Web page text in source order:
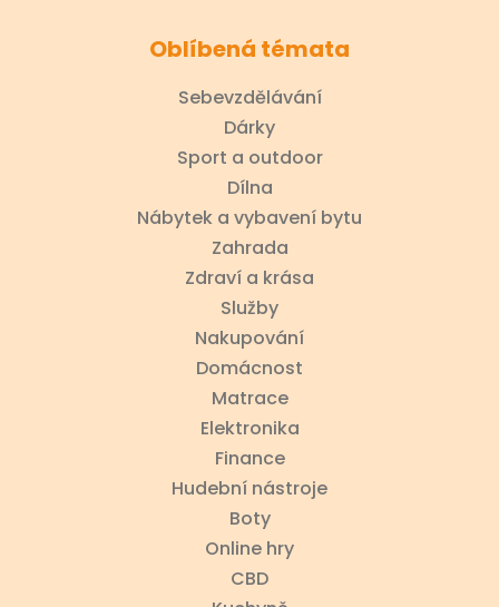
Oblíbená témata
Sebevzdělávání
Dárky
Sport a outdoor
Dílna
Nábytek a vybavení bytu
Zahrada
Zdraví a krása
Služby
Nakupování
Domácnost
Matrace
Elektronika
Finance
Hudební nástroje
Boty
Online hry
CBD